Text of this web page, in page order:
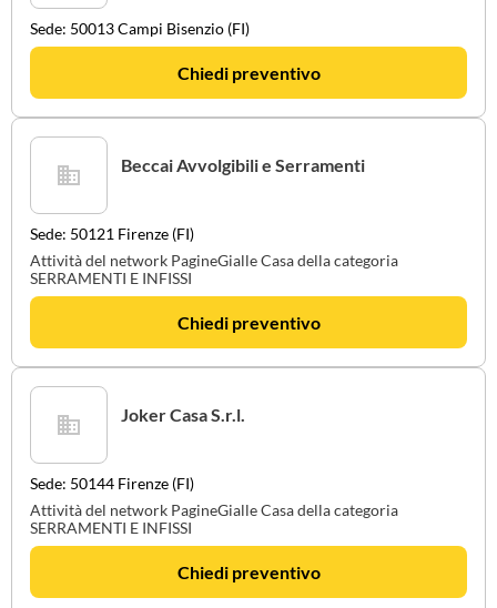
Sede: 50013 Campi Bisenzio (FI)
Chiedi preventivo
Beccai Avvolgibili e Serramenti
Sede: 50121 Firenze (FI)
Attività del network PagineGialle Casa della categoria
SERRAMENTI E INFISSI
Chiedi preventivo
Joker Casa S.r.l.
Sede: 50144 Firenze (FI)
Attività del network PagineGialle Casa della categoria
SERRAMENTI E INFISSI
Chiedi preventivo